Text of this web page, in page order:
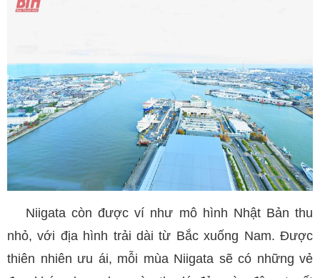
Niigata còn được ví như mô hình Nhật Bản thu
nhỏ, với địa hình trải dài từ Bắc xuống Nam. Được
thiên nhiên ưu ái, mỗi mùa Niigata sẽ có những vẻ